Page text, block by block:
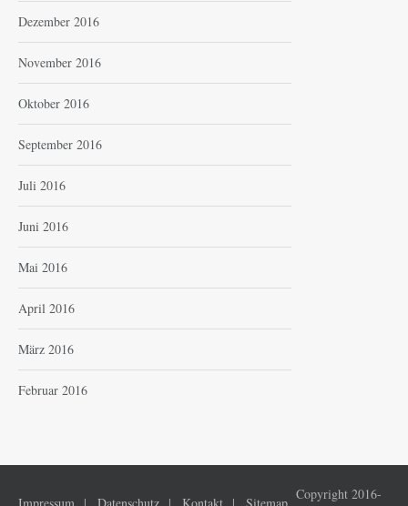
Dezember 2016
November 2016
Oktober 2016
September 2016
Juli 2016
Juni 2016
Mai 2016
April 2016
März 2016
Februar 2016
Copyright 2016-